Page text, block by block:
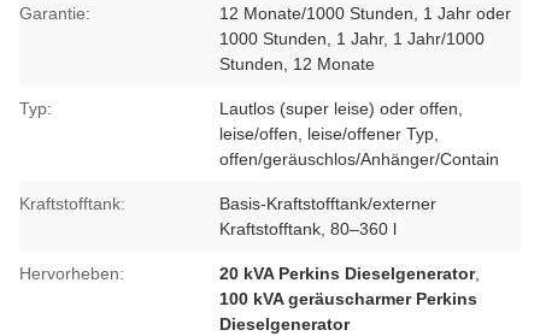
Garantie:
12 Monate/1000 Stunden, 1 Jahr oder
1000 Stunden, 1 Jahr, 1 Jahr/1000
Stunden, 12 Monate
Typ:
Lautlos (super leise) oder offen,
leise/offen, leise/offener Typ,
offen/geräuschlos/Anhänger/Contain
Kraftstofftank:
Basis-Kraftstofftank/externer
Kraftstofftank, 80–360 l
Hervorheben: 20 kVA Perkins Dieselgenerator,
100 kVA geräuscharmer Perkins
Dieselgenerator